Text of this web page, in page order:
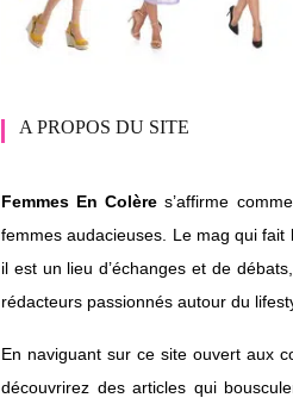
A PROPOS DU SITE
Femmes En Colère s’affirme
femmes audacieuses. Le mag qui fait
il est un lieu d’échanges et de
rédacteurs passionnés autour du
En naviguant sur ce site ouvert aux
découvrirez des articles qui